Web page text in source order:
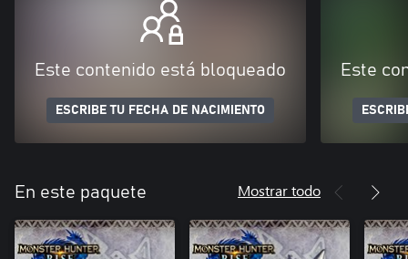
Este contenido está bloqueado
ESCRIBE TU FECHA DE NACIMIENTO
Este
En este paquete Mostrar todo